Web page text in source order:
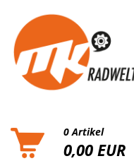
0 Artikel
0,00 EUR